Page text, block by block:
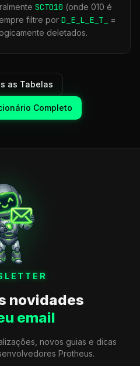
SCT010 (onde 010 é
filtre por D_E_L_E_T_
=
deletados.
as Tabelas
Completo
novidades
email
novos guias e dicas
Protheus.